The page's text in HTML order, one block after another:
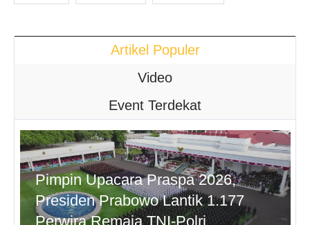
Artikel Populer
Video
Event Terdekat
Pimpin Upacara Praspa 2026,
Presiden Prabowo Lantik 1.177
Perwira Remaja TNI-Polri